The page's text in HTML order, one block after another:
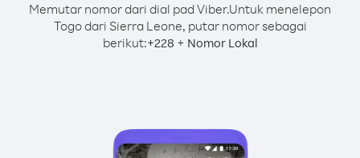
Memutar nomor dari dial pad Viber.Untuk menelepon
Togo dari Sierra Leone, putar nomor sebagai
berikut:+228 + Nomor Lokal